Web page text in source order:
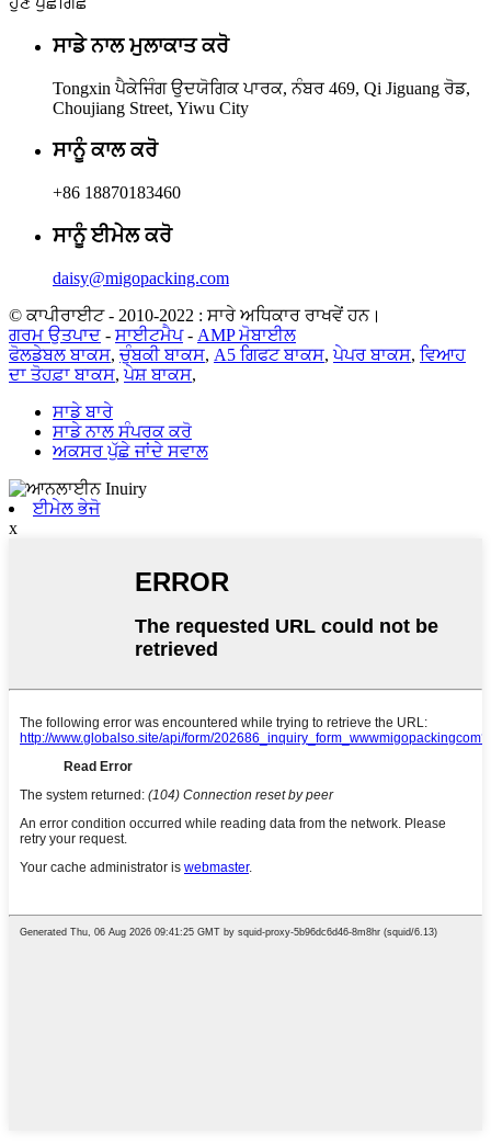
ਸਾਡੇ ਨਾਲ ਮੁਲਾਕਾਤ ਕਰੋ
Tongxin ਪੈਕੇਜਿੰਗ ਉਦਯੋਗਿਕ ਪਾਰਕ, ​​ਨੰਬਰ 469, Qi Jiguang ਰੋਡ,
Choujiang Street, Yiwu City
ਸਾਨੂੰ ਕਾਲ ਕਰੋ
+86 18870183460
ਸਾਨੂੰ ਈਮੇਲ ਕਰੋ
daisy@migopacking.com
© ਕਾਪੀਰਾਈਟ - 2010-2022 : ਸਾਰੇ ਅਧਿਕਾਰ ਰਾਖਵੇਂ ਹਨ।
ਗਰਮ ਉਤਪਾਦ - ਸਾਈਟਮੈਪ- AMP ਮੋਬਾਈਲ
ਫੋਲਡੇਬਲ ਬਾਕਸ, ਚੁੰਬਕੀ ਬਾਕਸ, A5 ਗਿਫਟ ਬਾਕਸ,ਪੇਪਰ ਬਾਕਸ, ਵਿਆਹ
ਦਾ ਤੋਹਫ਼ਾ ਬਾਕਸ,ਪੇਸ਼ ਬਾਕਸ,
ਸਾਡੇ ਬਾਰੇ
ਸਾਡੇ ਨਾਲ ਸੰਪਰਕ ਕਰੋ
ਅਕਸਰ ਪੁੱਛੇ ਜਾਂਦੇ ਸਵਾਲ
ਈਮੇਲ ਭੇਜੋ
x